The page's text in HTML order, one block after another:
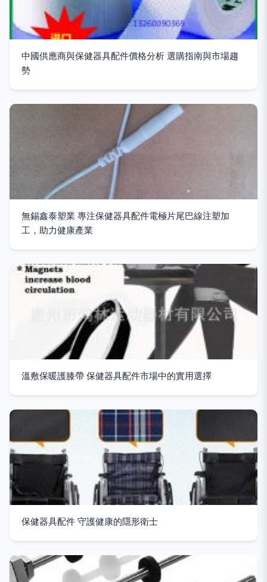
中國供應商與保健器具配件價格分析 選購指南與市場趨
勢
無錫鑫泰塑業 專注保健器具配件電極片尾巴線注塑加
工，助力健康產業
溫敷保暖護膝帶 保健器具配件市場中的實用選擇
保健器具配件 守護健康的隱形衛士